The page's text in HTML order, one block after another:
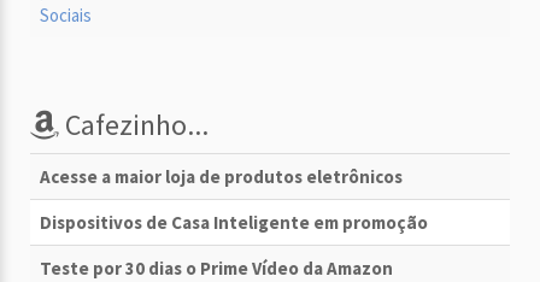
Cafezinho...
Acesse a maior loja de produtos eletrônicos
Dispositivos de Casa Inteligente em promoção
Teste por 30 dias o Prime Vídeo da Amazon